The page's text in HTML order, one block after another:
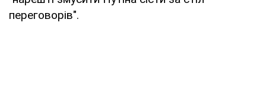
переговорів".